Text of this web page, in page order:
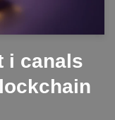
i canals